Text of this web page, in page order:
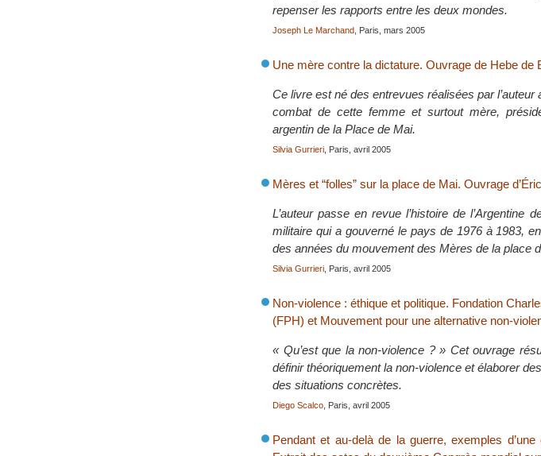
repenser les rapports entre les deux mondes.
Joseph Le Marchand , Paris, mars 2005
Une mère contre la dictature. Ouvrage de Hebe de
Ce livre est né des entrevues réalisées par
combat de cette femme et surtout mère,
argentin de la Place de Mai.
Silvia Gurrieri , Paris, avril 2005
Mères et “folles” sur la place de Mai. Ouvrage
L’auteur passe en revue l’histoire de
militaire qui a gouverné le pays de 1976 à 1983,
des années du mouvement des Mères de la place
Silvia Gurrieri , Paris, avril 2005
Non-violence : éthique et politique. Fondation
(FPH) et Mouvement pour une alternative non-
« Qu’est que la non-violence ? » Cet ouvrage
définir théoriquement la non-violence et élaborer
des situations concrètes.
Diego Scalco , Paris, avril 2005
Pendant et au-delà de la guerre, exemples